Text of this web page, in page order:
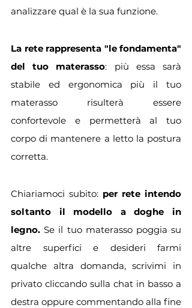
analizzare qual è la sua funzione.
La rete rappresenta "le fondamenta"
del tuo materasso: più essa sarà
stabile ed ergonomica più il tuo
materasso risulterà essere
confortevole e permetterà al tuo
corpo di mantenere a letto la postura
corretta.
Chiariamoci subito: per rete intendo
soltanto il modello a doghe in
legno. Se il tuo materasso poggia su
altre superfici e desideri farmi
qualche altra domanda, scrivimi in
privato cliccando sulla chat in basso a
destra oppure commentando alla fine